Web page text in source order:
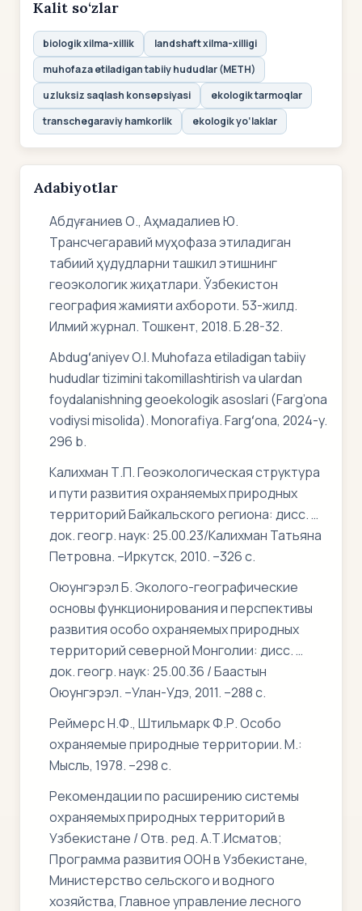
Kalit so‘zlar
biologik xilma-xillik
landshaft xilma-xilligi
muhofaza etiladigan tabiiy hududlar (METH)
uzluksiz saqlash konsepsiyasi
ekologik tarmoqlar
transchegaraviy hamkorlik
ekologik yo‘laklar
Adabiyotlar
Абдуғаниев О., Аҳмадалиев Ю.
Трансчегаравий муҳофаза этиладиган
табиий ҳудудларни ташкил этишнинг
геоэкологик жиҳатлари. Ўзбекистон
география жамияти ахбороти. 53-жилд.
Илмий журнал. Тошкент, 2018. Б.28-32.
Abdugʻaniyev O.I. Muhofaza etiladigan tabiiy
hududlar tizimini takomillashtirish va ulardan
foydalanishning geoekologik asoslari (Farg’ona
vodiysi misolida). Monorafiya. Fargʻona, 2024-y.
296 b.
Калихман Т.П. Геоэкологическая структура
и пути развития охраняемых природных
территорий Байкальского региона: дисс. …
док. геогр. наук: 25.00.23/Калихман Татьяна
Петровна. –Иркутск, 2010. –326 с.
Оюунгэрэл Б. Эколого-географические
основы функционирования и перспективы
развития особо охраняемых природных
территорий северной Монголии: дисс. …
док. геогр. наук: 25.00.36 / Баастын
Оюунгэрэл. –Улан-Удэ, 2011. –288 с.
Реймерс Н.Ф., Штильмарк Ф.Р. Особо
охраняемые природные территории. М.:
Мысль, 1978. –298 с.
Рекомендации по расширению системы
охраняемых природных территорий в
Узбекистане / Отв. ред. А.Т.Исматов;
Программа развития ООН в Узбекистане,
Министерство сельского и водного
хозяйства, Главное управление лесного